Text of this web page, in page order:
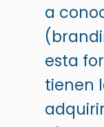
a
esta
tienen